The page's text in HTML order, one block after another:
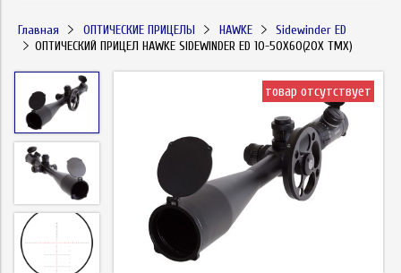
Главная ОПТИЧЕСКИЕ ПРИЦЕЛЫ HAWKE
Sidewinder ED
ОПТИЧЕСКИЙ ПРИЦЕЛ HAWKE SIDEWINDER ED 10-50X60(20X TMX)
товар отсутствует